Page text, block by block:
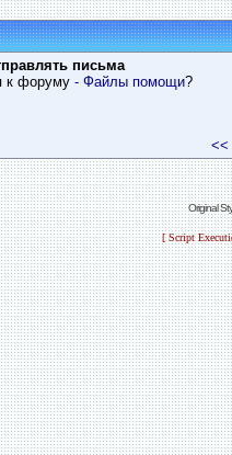
письма
к форуму - Файлы помощи?
<<
Original
[ Script